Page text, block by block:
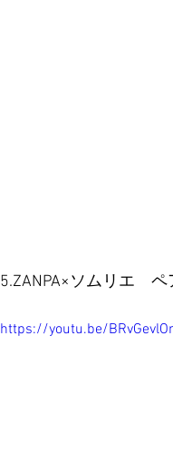
5.ZANPA×ソムリエ　
https://youtu.be/